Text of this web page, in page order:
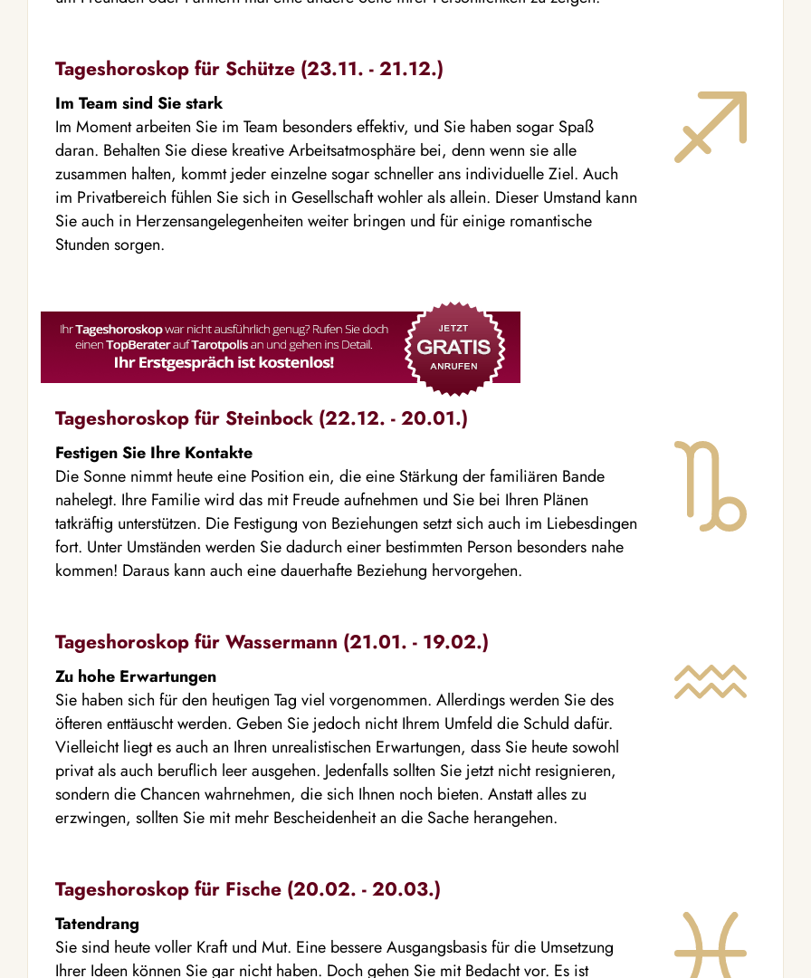
Tageshoroskop für Schütze (23.11. - 21.12.)
Im Team sind Sie stark
Im Moment arbeiten Sie im Team besonders effektiv, und Sie haben sogar Spaß
daran. Behalten Sie diese kreative Arbeitsatmosphäre bei, denn wenn sie alle
zusammen halten, kommt jeder einzelne sogar schneller ans individuelle Ziel. Auch
im Privatbereich fühlen Sie sich in Gesellschaft wohler als allein. Dieser Umstand kann
Sie auch in Herzensangelegenheiten weiter bringen und für einige romantische
Stunden sorgen.
Tageshoroskop für Steinbock (22.12. - 20.01.)
Festigen Sie Ihre Kontakte
Die Sonne nimmt heute eine Position ein, die eine Stärkung der familiären Bande
nahelegt. Ihre Familie wird das mit Freude aufnehmen und Sie bei Ihren Plänen
tatkräftig unterstützen. Die Festigung von Beziehungen setzt sich auch im Liebesdingen
fort. Unter Umständen werden Sie dadurch einer bestimmten Person besonders nahe
kommen! Daraus kann auch eine dauerhafte Beziehung hervorgehen.
Tageshoroskop für Wassermann (21.01. - 19.02.)
Zu hohe Erwartungen
Sie haben sich für den heutigen Tag viel vorgenommen. Allerdings werden Sie des
öfteren enttäuscht werden. Geben Sie jedoch nicht Ihrem Umfeld die Schuld dafür.
Vielleicht liegt es auch an Ihren unrealistischen Erwartungen, dass Sie heute sowohl
privat als auch beruflich leer ausgehen. Jedenfalls sollten Sie jetzt nicht resignieren,
sondern die Chancen wahrnehmen, die sich Ihnen noch bieten. Anstatt alles zu
erzwingen, sollten Sie mit mehr Bescheidenheit an die Sache herangehen.
Tageshoroskop für Fische (20.02. - 20.03.)
Tatendrang
Sie sind heute voller Kraft und Mut. Eine bessere Ausgangsbasis für die Umsetzung
Ihrer Ideen können Sie gar nicht haben. Doch gehen Sie mit Bedacht vor. Es ist